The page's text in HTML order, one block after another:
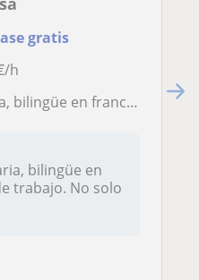
gratis
h
clases de francés, sino de todas las asignaturas de educación primaria
bilingüe en
trabajo. No solo